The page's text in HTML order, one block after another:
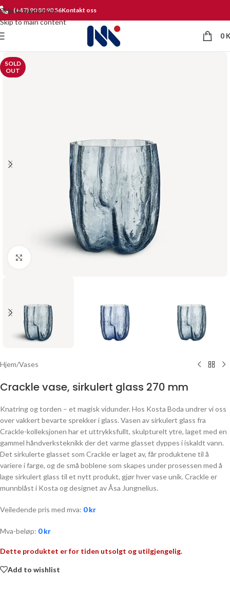
Skip to navigation
Skip to main content
(+47) 90 80 90 56Kontakt oss
0
SOLD
OUT
Hjem/Vases
Crackle vase, sirkulert glass 270 mm
Knatring og torden – et magisk vidunder. Hos Kosta Boda undrer vi oss
over vakkert bevarte sprekker i glass. Vasen av sirkulert glass fra
Crackle-kolleksjonen har et uttrykksfullt, skulpturelt ytre, laget med en
gammel håndverksteknikk der det varme glasset dyppes i iskaldt vann.
Det sirkulerte glasset som Crackle er laget av, får produktene til å
variere i farge, og de små boblene som skapes under prosessen med å
lage sirkulert glass til et nytt produkt, gjør hver vase unik. Crackle er
munnblåst i Kosta og designet av Åsa Jungnelius.
Veiledende pris med mva: 0kr
Mva-beløp: 0kr
Dette produktet er for tiden utsolgt og utilgjengelig.
Add to wishlist